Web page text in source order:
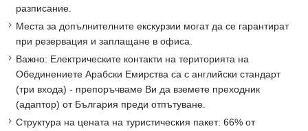
разписание.
Места за допълнителните екскурзии могат да се гарантират
при резервация и заплащане в офиса.
Важно: Електрическите контакти на територията на
Обединениете Арабски Емирства са с английски стандарт
(три входа) - препоръчваме Ви да вземете преходник
(адаптор) от България преди отпътуване.
Структура на цената на туристическия пакет: 66% от